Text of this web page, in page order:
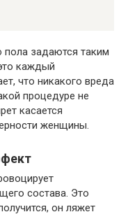
пола задаются таким
каждый
что никакого вреда
процедуре не
касается
женщины.
состава. Это
он ляжет